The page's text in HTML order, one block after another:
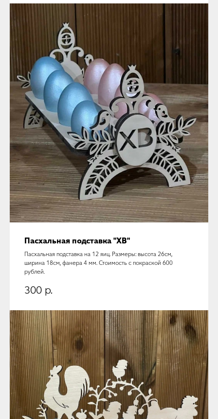
Пасхальная подставка "ХВ"
Пасхальная подставка на 12 яиц. Размеры: высота 26см,
ширина 18см, фанера 4 мм. Стоимость с покраской 600
рублей.
300 р.